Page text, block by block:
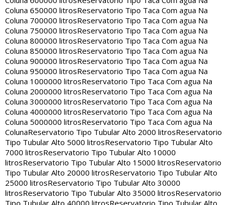
Coluna 650000 litrosReservatorio Tipo Taca Com agua Na
Coluna 700000 litrosReservatorio Tipo Taca Com agua Na
Coluna 750000 litrosReservatorio Tipo Taca Com agua Na
Coluna 800000 litrosReservatorio Tipo Taca Com agua Na
Coluna 850000 litrosReservatorio Tipo Taca Com agua Na
Coluna 900000 litrosReservatorio Tipo Taca Com agua Na
Coluna 950000 litrosReservatorio Tipo Taca Com agua Na
Coluna 1000000 litrosReservatorio Tipo Taca Com agua Na
Coluna 2000000 litrosReservatorio Tipo Taca Com agua Na
Coluna 3000000 litrosReservatorio Tipo Taca Com agua Na
Coluna 4000000 litrosReservatorio Tipo Taca Com agua Na
Coluna 5000000 litrosReservatorio Tipo Taca Com agua Na
ColunaReservatorio Tipo Tubular Alto 2000 litrosReservatorio
Tipo Tubular Alto 5000 litrosReservatorio Tipo Tubular Alto
7000 litrosReservatorio Tipo Tubular Alto 10000
litrosReservatorio Tipo Tubular Alto 15000 litrosReservatorio
Tipo Tubular Alto 20000 litrosReservatorio Tipo Tubular Alto
25000 litrosReservatorio Tipo Tubular Alto 30000
litrosReservatorio Tipo Tubular Alto 35000 litrosReservatorio